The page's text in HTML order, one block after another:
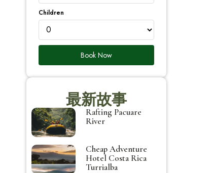
Children
Book Now
最新故事
Rafting Pacuare
River
Cheap Adventure
Hotel Costa Rica
Turrialba